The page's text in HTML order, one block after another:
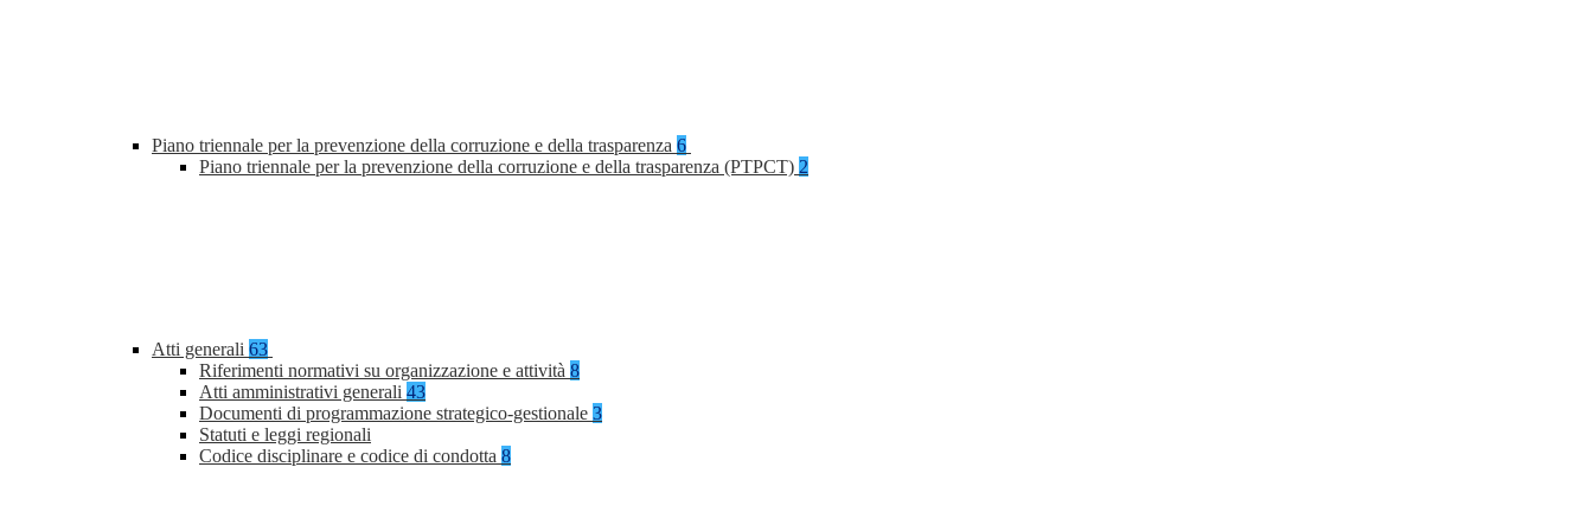
Piano triennale per la prevenzione della corruzione e della trasparenza 6
Piano triennale per la prevenzione della corruzione e della trasparenza (PTPCT) 2
Atti generali 63
Riferimenti normativi su organizzazione e attività 8
Atti amministrativi generali 43
Documenti di programmazione strategico-gestionale 3
Statuti e leggi regionali
Codice disciplinare e codice di condotta 8